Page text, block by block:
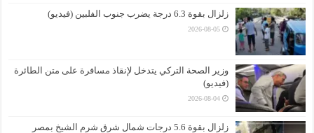
زلزال بقوة 6.3 درجة يضرب جنوب الفلبين (فيديو)
2026-08-05
وزير الصحة التركي يتدخل لإنقاذ مسافرة على متن الطائرة
(فيديو)
2026-08-04
زلزال بقوة 5.6 درجات شمال شرق شرم الشيخ بمصر